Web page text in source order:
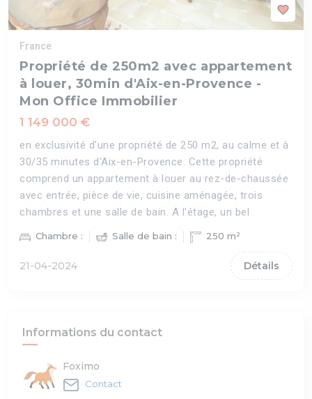
France
Propriété de 250m2 avec appartement
à louer, 30min d'Aix-en-Provence -
Mon Office Immobilier
1 149 000 €
en exclusivité d'une propriété de 250 m2, au calme et à
30/35 minutes d'Aix-en-Provence. Cette propriété
comprend un appartement à louer au rez-de-chaussée
avec entrée, pièce de vie, cuisine aménagée, trois
chambres et une salle de bain. A l'étage, un bel
Chambre : Salle de bain : 250 m²
21-04-2024 Détails
Informations du contact
Foximo
Contact